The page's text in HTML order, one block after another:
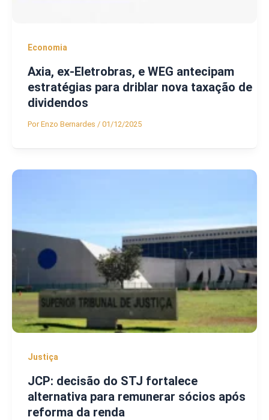
Economia
Axia, ex-Eletrobras, e WEG antecipam
estratégias para driblar nova taxação de
dividendos
PorEnzo Bernardes / 01/12/2025
Justiça
JCP: decisão do STJ fortalece
alternativa para remunerar sócios após
reforma da renda